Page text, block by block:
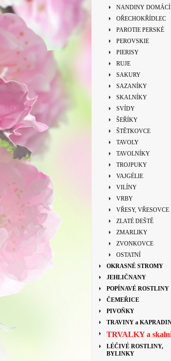
NANDINY DOMÁCÍ
OŘECHOKŘÍDLEC
PAROTIE PERSKÉ
PEROVSKIE
PIERISY
RUJE
SAKURY
SAZANÍKY
SKALNÍKY
SVÍDY
ŠEŘÍKY
ŠTĚTKOVCE
TAVOLY
TAVOLNÍKY
TROJPUKY
VAJGÉLIE
VILÍNY
VRBY
VŘESY, VŘESOVCE
ZLATÉ DEŠTĚ
ZMARLIKY
ZVONKOVCE
OSTATNÍ
OKRASNÉ STROMY
JEHLIČNANY
POPÍNAVÉ ROSTLINY
ČEMEŘICE
PIVOŇKY
TRAVINY a
TRVALKY a
LÉČIVÉ ROSTLINY,
BYLINKY